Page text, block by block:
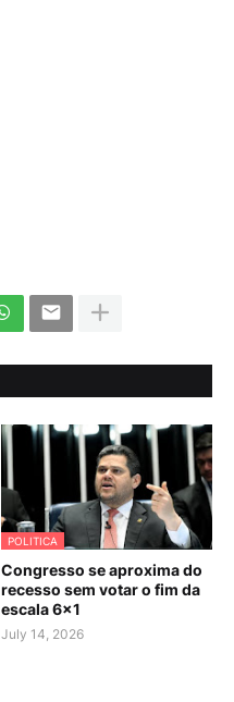
POLITICA
Congresso se aproxima do
recesso sem votar o fim da
escala 6×1
July 14, 2026